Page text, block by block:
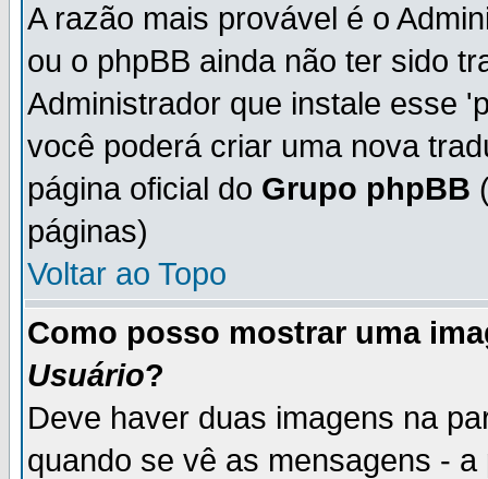
A razão mais provável é o
ou o phpBB ainda não ter sido
Administrador que instale esse
você poderá criar uma nova
página oficial do Grupo phpBB
páginas)
Voltar ao Topo
Como posso mostrar uma
Usuário?
Deve haver duas imagens na
quando se vê as mensagens -